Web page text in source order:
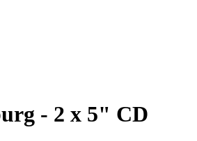
- 2 x 5" CD